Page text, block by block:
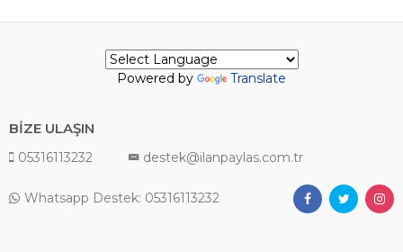
Powered by Translate
BİZE ULAŞIN
05316113232 destek@ilanpaylas.com.tr
Whatsapp Destek: 05316113232